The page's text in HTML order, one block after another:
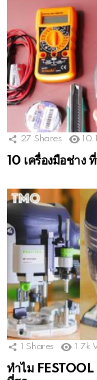
27 Shares
10 เครื่องมือช่าง
1 Shares 1.7k
ทำไม FESTOOL